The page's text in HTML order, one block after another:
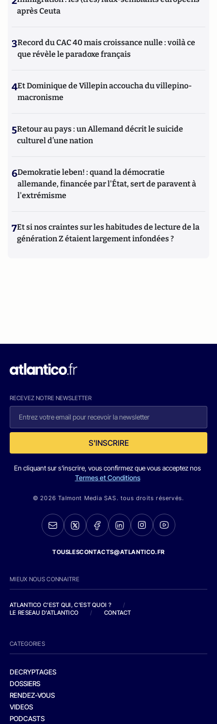
après Ceuta
3Record du CAC 40 mais croissance nulle : voilà ce
que révèle le paradoxe français
4Et Dominique de Villepin accoucha du villepino-
macronisme
5Retour au pays : un Allemand décrit le suicide
culturel d’une nation
6Demokratie leben! : quand la démocratie
allemande, financée par l'État, sert de paravent à
l'extrémisme
7Et si nos craintes sur les habitudes de lecture de la
génération Z étaient largement infondées ?
RECEVEZ NOTRE NEWSLETTER
S'INSCRIRE
En cliquant sur s'inscrire, vous confirmez que vous acceptez nos
Termes et Conditions
© 2026 Talmont Media SAS. tous droits réservés.
TOUSLESCONTACTS@ATLANTICO.FR
MIEUX NOUS CONNAITRE
ATLANTICO C'EST QUI, C'EST QUOI ?
/
LE RESEAU D'ATLANTICO
/ CONTACT
CATEGORIES
DECRYPTAGES
DOSSIERS
RENDEZ-VOUS
VIDEOS
PODCASTS